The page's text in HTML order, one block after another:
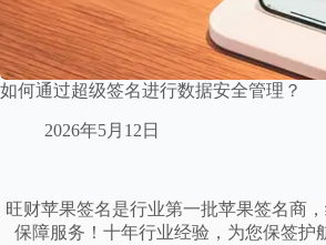
如何通过超级签名进行数据安全管理？
2026年5月12日
旺财苹果签名是行业第一批苹果签名商
保障服务！十年行业经验，为您保签护